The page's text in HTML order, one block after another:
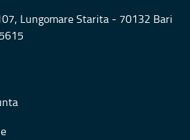
Lungomare Starita - 70132 Bari